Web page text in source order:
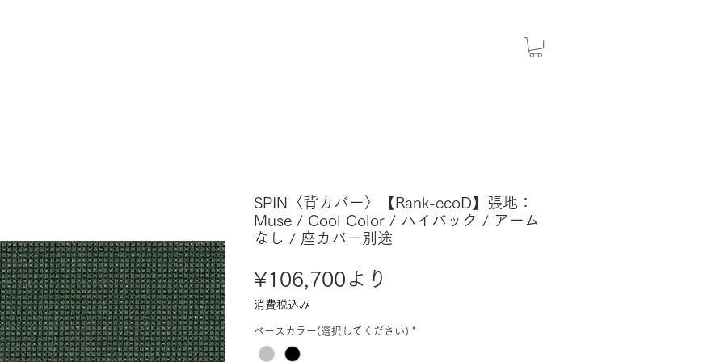
SPIN〈背カバー〉【Rank-ecoD】張地：
Muse / Cool Color / ハイバック / アーム
なし / 座カバー別途
¥106,700より
ル
消費税込み
ベースカラー(選択してください) *